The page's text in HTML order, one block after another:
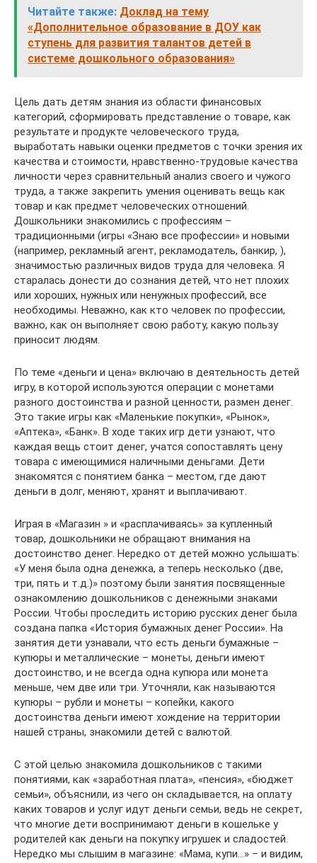
Читайте также: Доклад на тему
«Дополнительное образование в ДОУ как
ступень для развития талантов детей в
системе дошкольного образования»
Цель дать детям знания из области финансовых
категорий, сформировать представление о товаре, как
результате и продукте человеческого труда,
выработать навыки оценки предметов с точки зрения их
качества и стоимости, нравственно-трудовые качества
личности через сравнительный анализ своего и чужого
труда, а также закрепить умения оценивать вещь как
товар и как предмет человеческих отношений.
Дошкольники знакомились с профессиям –
традиционными (игры «Знаю все профессии» и новыми
(например, рекламный агент, рекламодатель, банкир, ),
значимостью различных видов труда для человека. Я
старалась донести до сознания детей, что нет плохих
или хороших, нужных или ненужных профессий, все
необходимы. Неважно, как кто человек по профессии,
важно, как он выполняет свою работу, какую пользу
приносит людям.
По теме «деньги и цена» включаю в деятельность детей
игру, в которой используются операции с монетами
разного достоинства и разной ценности, размен денег.
Это такие игры как «Маленькие покупки», «Рынок»,
«Аптека», «Банк». В ходе таких игр дети узнают, что
каждая вещь стоит денег, учатся сопоставлять цену
товара с имеющимися наличными деньгами. Дети
знакомятся с понятием банка – местом, где дают
деньги в долг, меняют, хранят и выплачивают.
Играя в «Магазин » и «расплачиваясь» за купленный
товар, дошкольники не обращают внимания на
достоинство денег. Нередко от детей можно услышать:
«У меня была одна денежка, а теперь несколько (две,
три, пять и т.д.)» поэтому были занятия посвященные
ознакомлению дошкольников с денежными знаками
России. Чтобы проследить историю русских денег была
создана папка «История бумажных денег России». На
занятия дети узнавали, что есть деньги бумажные –
купюры и металлические – монеты, деньги имеют
достоинство, и не всегда одна купюра или монета
меньше, чем две или три. Уточняли, как называются
купюры – рубли и монеты – копейки, какого
достоинства деньги имеют хождение на территории
нашей страны, знакомили детей с валютой.
С этой целью знакомила дошкольников с такими
понятиями, как «заработная плата», «пенсия», «бюджет
семьи», объяснили, из чего он складывается, на оплату
каких товаров и услуг идут деньги семьи, ведь не секрет,
что многие дети воспринимают деньги в кошельке у
родителей как деньги на покупку игрушек и сладостей.
Нередко мы слышим в магазине: «Мама, купи…» – и видим,